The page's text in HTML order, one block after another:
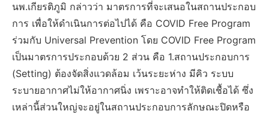
นพ.เกียรติภูมิ กล่าวว่า มาตรการที่จะเสนอในสถานประกอบ
การ เพื่อให้ดำเนินการต่อไปได้ คือ COVID Free Program
ร่วมกับ Universal Prevention โดย COVID Free Program
เป็นมาตรการประกอบด้วย 2 ส่วน คือ 1.สถานประกอบการ
(Setting) ต้องจัดสิ่งแวดล้อม เว้นระยะห่าง มีคิว ระบบ
ระบายอากาศไม่ให้อากาศนิ่ง เพราะอาจทำให้ติดเชื้อได้ ซึ่ง
เหล่านี้ส่วนใหญ่จะอยู่ในสถานประกอบการลักษณะปิดหรือ